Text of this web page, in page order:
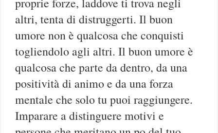
altri, tenta di distruggerti. Il buon
umore non è qualcosa che conquisti
togliendolo agli altri. Il buon umore è
qualcosa che parte da dentro, da una
positività di animo e da una forza
mentale che solo tu puoi raggiungere.
Imparare a distinguere motivi e